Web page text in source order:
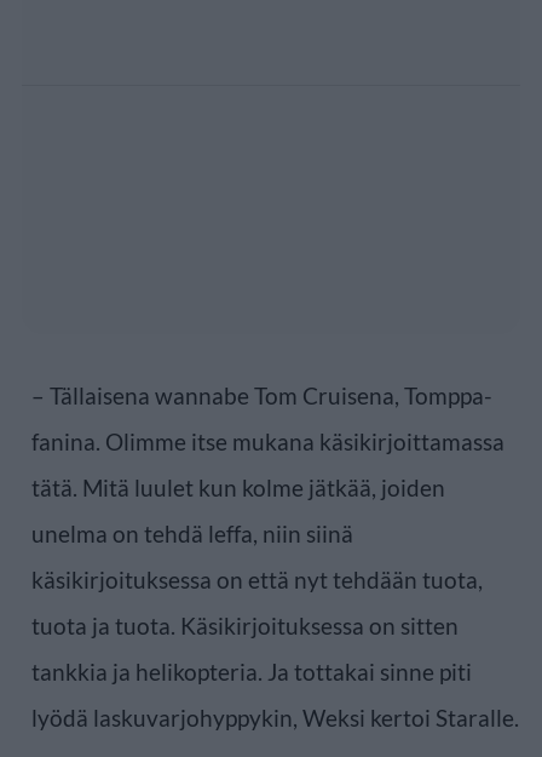
– Tällaisena wannabe Tom Cruisena, Tomppa-
fanina. Olimme itse mukana käsikirjoittamassa
tätä. Mitä luulet kun kolme jätkää, joiden
unelma on tehdä leffa, niin siinä
käsikirjoituksessa on että nyt tehdään tuota,
tuota ja tuota. Käsikirjoituksessa on sitten
tankkia ja helikopteria. Ja tottakai sinne piti
lyödä laskuvarjohyppykin, Weksi kertoi Staralle.